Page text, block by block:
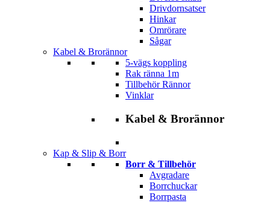
Drivdornsatser
Hinkar
Omrörare
Sågar
Kabel & Brorännor
5-vägs koppling
Rak ränna 1m
Tillbehör Rännor
Vinklar
Kabel & Brorännor
Kap & Slip & Borr
Borr & Tillbehör
Avgradare
Borrchuckar
Borrpasta